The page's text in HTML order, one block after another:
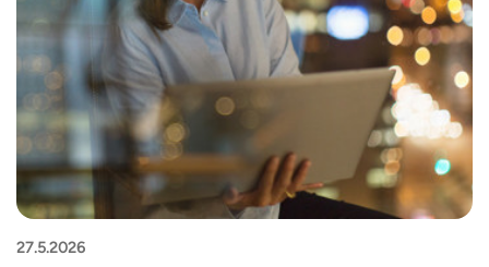
27.5.2026